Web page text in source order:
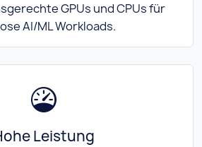
GPUs und CPUs für
AI/ML Workloads.
Leistung